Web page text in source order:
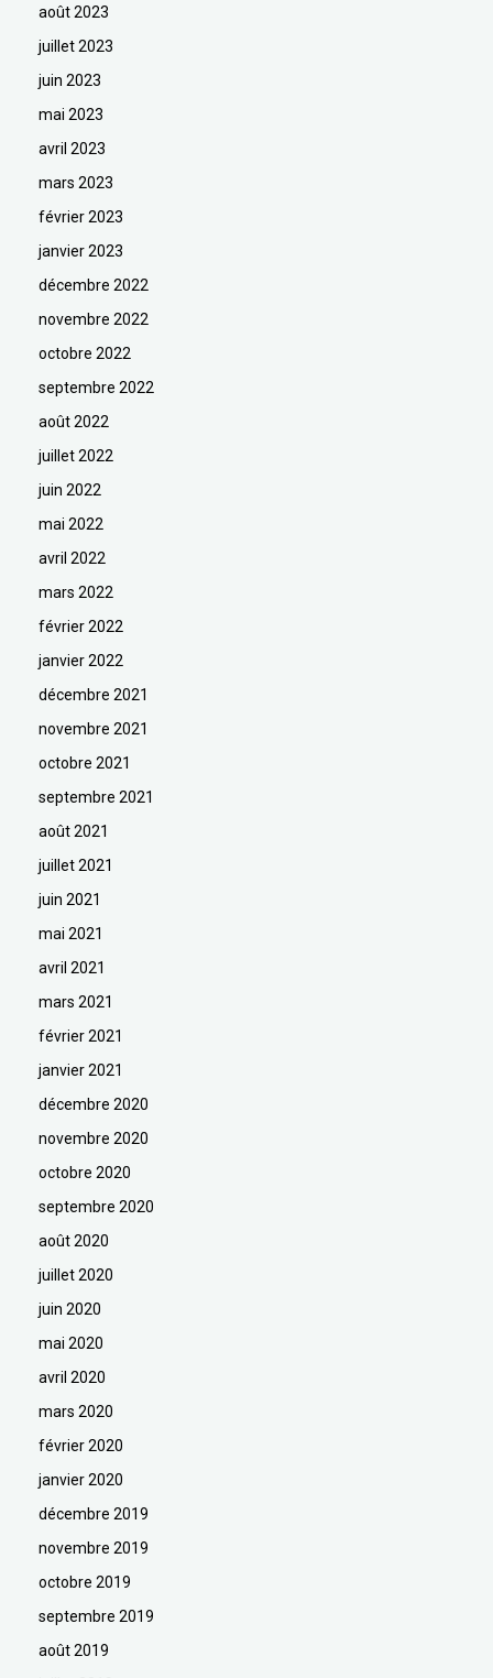
août 2023
juillet 2023
juin 2023
mai 2023
avril 2023
mars 2023
février 2023
janvier 2023
décembre 2022
novembre 2022
octobre 2022
septembre 2022
août 2022
juillet 2022
juin 2022
mai 2022
avril 2022
mars 2022
février 2022
janvier 2022
décembre 2021
novembre 2021
octobre 2021
septembre 2021
août 2021
juillet 2021
juin 2021
mai 2021
avril 2021
mars 2021
février 2021
janvier 2021
décembre 2020
novembre 2020
octobre 2020
septembre 2020
août 2020
juillet 2020
juin 2020
mai 2020
avril 2020
mars 2020
février 2020
janvier 2020
décembre 2019
novembre 2019
octobre 2019
septembre 2019
août 2019